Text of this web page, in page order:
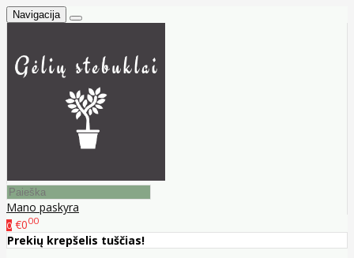
Navigacija
Mano paskyra
0 €000
Prekių krepšelis tuščias!